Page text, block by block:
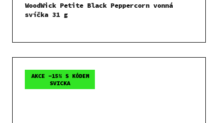
WoodWick Petite Black Peppercorn vonná
svíčka 31 g
AKCE -15% S KÓDEM
SVICKA